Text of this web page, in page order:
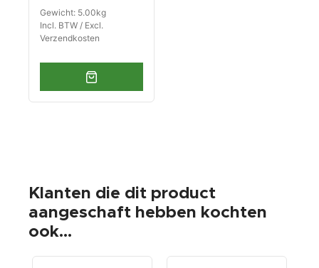
Gewicht: 5.00kg
Incl. BTW / Excl.
Verzendkosten
Klanten die dit product
aangeschaft hebben kochten
ook...